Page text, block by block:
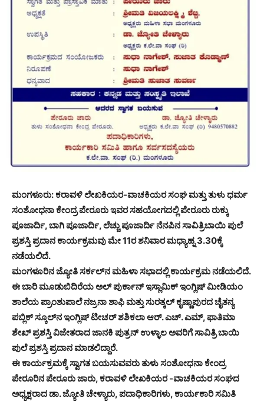
ಮಂಗಳೂರು: ಕರಾವಳಿ ಲೇಖಕಿಯರ-ವಾಚಕಿಯರ ಸಂಘ ಮತ್ತು ತುಳು ಧರ್ಮ
ಸಂಶೋಧನಾ ಕೇಂದ್ರ ಪೇರೂರು ಇವರ ಸಹಯೋಗದಲ್ಲಿ ಪೇರೂರು ರುಕ್ಕು
ಪೂಜಾರ್ದಿ, ಬಾಗಿ ಪೂಜಾರ್ದಿ, ಲೆಚ್ಚು ಪೂಜಾರ್ದಿ ನೆನಪಿನ ಸಾವಿತ್ರಿಬಾಯಿ ಪುಲೆ
ಪ್ರಶಸ್ತಿ ಪ್ರದಾನ ಕಾರ್ಯಕ್ರಮವು ಮೇ 11ರ ಶನಿವಾರ ಮಧ್ಯಾಹ್ನ 3.30ಕ್ಕೆ
ನಡೆಯಲಿದೆ.
ಮಂಗಳೂರಿನ ಜ್ಯೋತಿ ಸರ್ಕಲ್‌ನ ಮಹಿಳಾ ಸಭಾದಲ್ಲಿ ಕಾರ್ಯಕ್ರಮ ನಡೆಯಲಿದೆ.
ಈ ಬಾರಿ ಮೂಡುಬಿದಿರೆಯ ಅಲ್ ಪುರ್ಕಾನ್ ಇಸ್ಲಾಮಿಕ್ ಇಂಗ್ಲಿಷ್ ಮೀಡಿಯಂ
ಶಾಲೆಯ ಪ್ರಾಂಶುಪಾಲೆ ನಜ್ರನಾ ಶಾಫಿ ಮತ್ತು ಸುರತ್ಕಲ್ ಕೃಷ್ಣಾಪುರದ ಚೈತನ್ಯ
ಪಬ್ಲಿಕ್ ಸ್ಕೂಲ್‌ನ ಇಂಗ್ಲಿಷ್ ಟೀಚರ್ ಶಶಿಕಲಾ ಆರ್. ಎಚ್. ಎಮ್, ಫಾತಿಮಾ
ಶೇಖ್ ಪ್ರಶಸ್ತಿ ವಿಜೇತರಾದ ಜಾನಕಿ ಪುತ್ರನ್ ಉಳ್ಳಾಲ ಅವರಿಗೆ ಸಾವಿತ್ರಿ ಬಾಯಿ
ಪುಲೆ ಪ್ರಶಸ್ತಿ ಪ್ರದಾನ ಮಾಡಲಿದ್ದಾರೆ.
ಈ ಕಾರ್ಯಕ್ರಮಕ್ಕೆ ಸ್ವಾಗತ ಬಯಸುವವರು ತುಳು ಸಂಶೋಧನಾ ಕೇಂದ್ರ
ಪೇರೂರಿನ ಪೇರೂರು ಜಾರು, ಕರಾವಳಿ ಲೇಖಕಿಯರ -ವಾಚಕಿಯರ ಸಂಘದ
ಅಧ್ಯಕ್ಷರಾದ ಡಾ. ಜ್ಯೋತಿ ಚೇಳ್ಯಾರು, ಪದಾಧಿಕಾರಿಗಳು, ಕಾರ್ಯಕಾರಿ ಸಮಿತಿ